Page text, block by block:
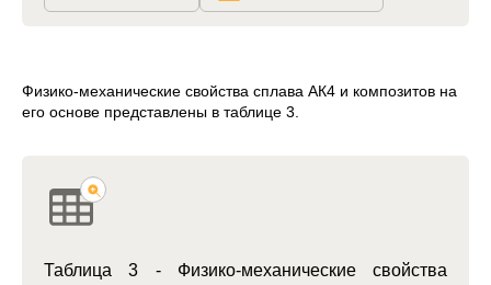
Физико-механические свойства сплава АК4 и композитов на
его основе представлены в таблице 3.
Таблица 3 - Физико-механические свойства